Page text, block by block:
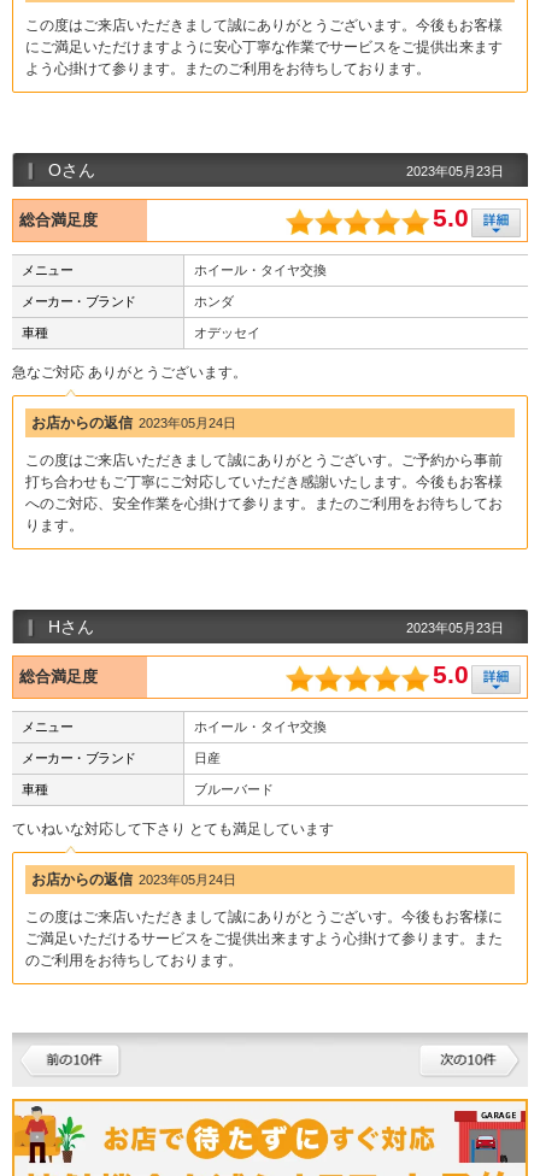
この度はご来店いただきまして誠にありがとうございます。今後もお客様
にご満足いただけますように安心丁寧な作業でサービスをご提供出来ます
よう心掛けて参ります。またのご利用をお待ちしております。
Oさん 2023年05月23日
総合満足度 5.0
メニュー ホイール・タイヤ交換
メーカー・ブランド ホンダ
車種 オデッセイ
急なご対応 ありがとうございます。
お店からの返信 2023年05月24日
この度はご来店いただきまして誠にありがとうございす。ご予約から事前
打ち合わせもご丁寧にご対応していただき感謝いたします。今後もお客様
へのご対応、安全作業を心掛けて参ります。またのご利用をお待ちしてお
ります。
Hさん 2023年05月23日
総合満足度 5.0
メニュー ホイール・タイヤ交換
メーカー・ブランド 日産
車種 ブルーバード
ていねいな対応して下さり とても満足しています
お店からの返信 2023年05月24日
この度はご来店いただきまして誠にありがとうございす。今後もお客様に
ご満足いただけるサービスをご提供出来ますよう心掛けて参ります。また
のご利用をお待ちしております。